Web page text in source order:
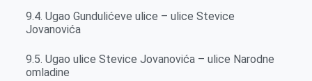
9.4. Ugao Gundulićeve ulice – ulice Stevice
Jovanovića
9.5. Ugao ulice Stevice Jovanovića – ulice Narodne
omladine